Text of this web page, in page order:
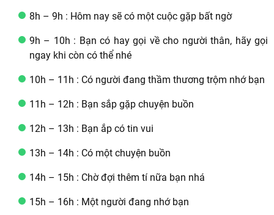
8h – 9h : Hôm nay sẽ có một cuộc gặp bất ngờ
9h – 10h : Bạn có hay gọi về cho người thân, hãy gọi
ngay khi còn có thể nhé
10h – 11h : Có người đang thầm thương trộm nhớ bạn
11h – 12h : Bạn sắp gặp chuyện buồn
12h – 13h : Bạn ắp có tin vui
13h – 14h : Có một chuyện buồn
14h – 15h : Chờ đợi thêm tí nữa bạn nhá
15h – 16h : Một người đang nhớ bạn